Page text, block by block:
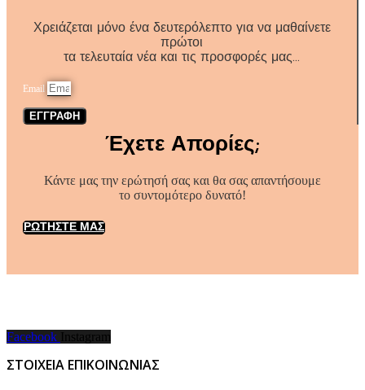
Χρειάζεται μόνο ένα δευτερόλεπτο για να μαθαίνετε
πρώτοι
τα τελευταία νέα και τις προσφορές μας…
Email
ΕΓΓΡΑΦΗ
Έχετε Απορίες;
Κάντε μας την ερώτησή σας και θα σας απαντήσουμε
το συντομότερο δυνατό!
ΡΩΤΗΣΤΕ ΜΑΣ
Facebook Instagram
ΣΤΟΙΧΕΙΑ ΕΠΙΚΟΙΝΩΝΙΑΣ